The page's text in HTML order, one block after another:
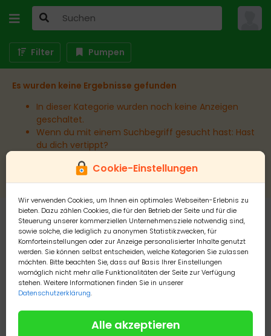
Cookie-Einstellungen
Wir verwenden Cookies, um Ihnen ein optimales Webseiten-Erlebnis zu
bieten. Dazu zählen Cookies, die für den Betrieb der Seite und für die
Steuerung unserer kommerziellen Unternehmensziele notwendig sind,
sowie solche, die lediglich zu anonymen Statistikzwecken, für
Komforteinstellungen oder zur Anzeige personalisierter Inhalte genutzt
werden. Sie können selbst entscheiden, welche Kategorien Sie zulassen
möchten. Bitte beachten Sie, dass auf Basis Ihrer Einstellungen
womöglich nicht mehr alle Funktionalitäten der Seite zur Verfügung
stehen. Weitere Informationen finden Sie in unserer
Datenschutzerklärung.
Alle akzeptieren
Filter Pumpen
Es wurden keine Ergebnisse gefunden
In dieser Kategorie wurden noch keine Anzeigen
geschaltet.
Wenn du mit einem Suchbegriff gesucht hast: Hast
du dich vertippt?
Erweitere den Umkreis.